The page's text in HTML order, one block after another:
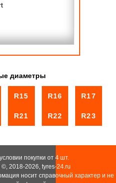
диаметры
R15 R16 R17
R21 R22 R23
покупки от 4 шт.
2018-2026, tyres-24.ru
носит справочный характер и не